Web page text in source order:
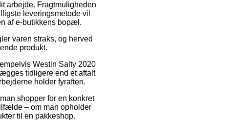
arbejde. Fragtmuligheden
leveringsmetode vil
af e-butikkens bopæl.
varen straks, og herved
produkt.
Westin Salty 2020
tidligere end et aftalt
holder fyraften.
shopper for en konkret
– om man opholder
til en pakkeshop.